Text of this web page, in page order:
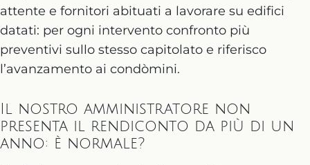
attente e fornitori abituati a lavorare su edifici
datati: per ogni intervento confronto più
preventivi sullo stesso capitolato e riferisco
l’avanzamento ai condòmini.
Il nostro amministratore non
presenta il rendiconto da più di un
anno: è normale?